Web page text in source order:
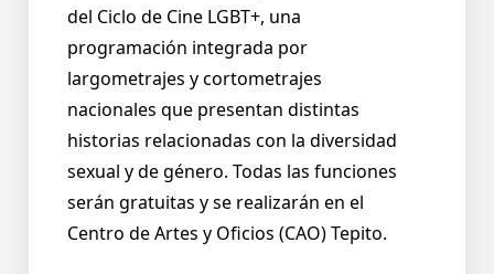
del Ciclo de Cine LGBT+, una
programación integrada por
largometrajes y cortometrajes
nacionales que presentan distintas
historias relacionadas con la diversidad
sexual y de género. Todas las funciones
serán gratuitas y se realizarán en el
Centro de Artes y Oficios (CAO) Tepito.